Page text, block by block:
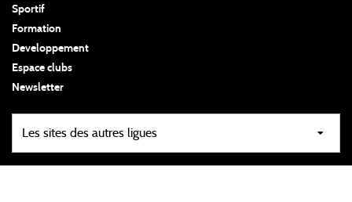
Sportif
Formation
Developpement
Espace clubs
Newsletter